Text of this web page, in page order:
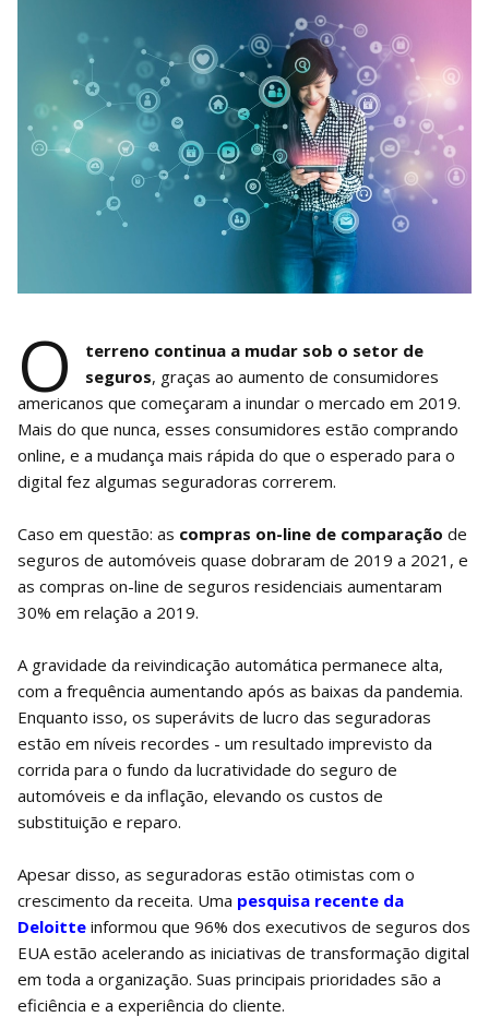
O
terreno continua a mudar sob o setor de
seguros, graças ao aumento de consumidores
americanos que começaram a inundar o mercado em 2019.
Mais do que nunca, esses consumidores estão comprando
online, e a mudança mais rápida do que o esperado para o
digital fez algumas seguradoras correrem.
Caso em questão: as compras on-line de comparação de
seguros de automóveis quase dobraram de 2019 a 2021, e
as compras on-line de seguros residenciais aumentaram
30% em relação a 2019.
A gravidade da reivindicação automática permanece alta,
com a frequência aumentando após as baixas da pandemia.
Enquanto isso, os superávits de lucro das seguradoras
estão em níveis recordes - um resultado imprevisto da
corrida para o fundo da lucratividade do seguro de
automóveis e da inflação, elevando os custos de
substituição e reparo.
Apesar disso, as seguradoras estão otimistas com o
crescimento da receita. Uma pesquisa recente da
Deloitte informou que 96% dos executivos de seguros dos
EUA estão acelerando as iniciativas de transformação digital
em toda a organização. Suas principais prioridades são a
eficiência e a experiência do cliente.